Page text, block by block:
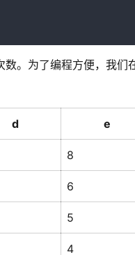
。为了编程方便，我们
d e
8
6
5
4